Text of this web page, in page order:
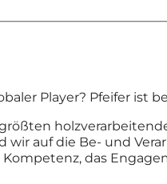
Player? Pfeifer ist
wir auf die Be- und
das